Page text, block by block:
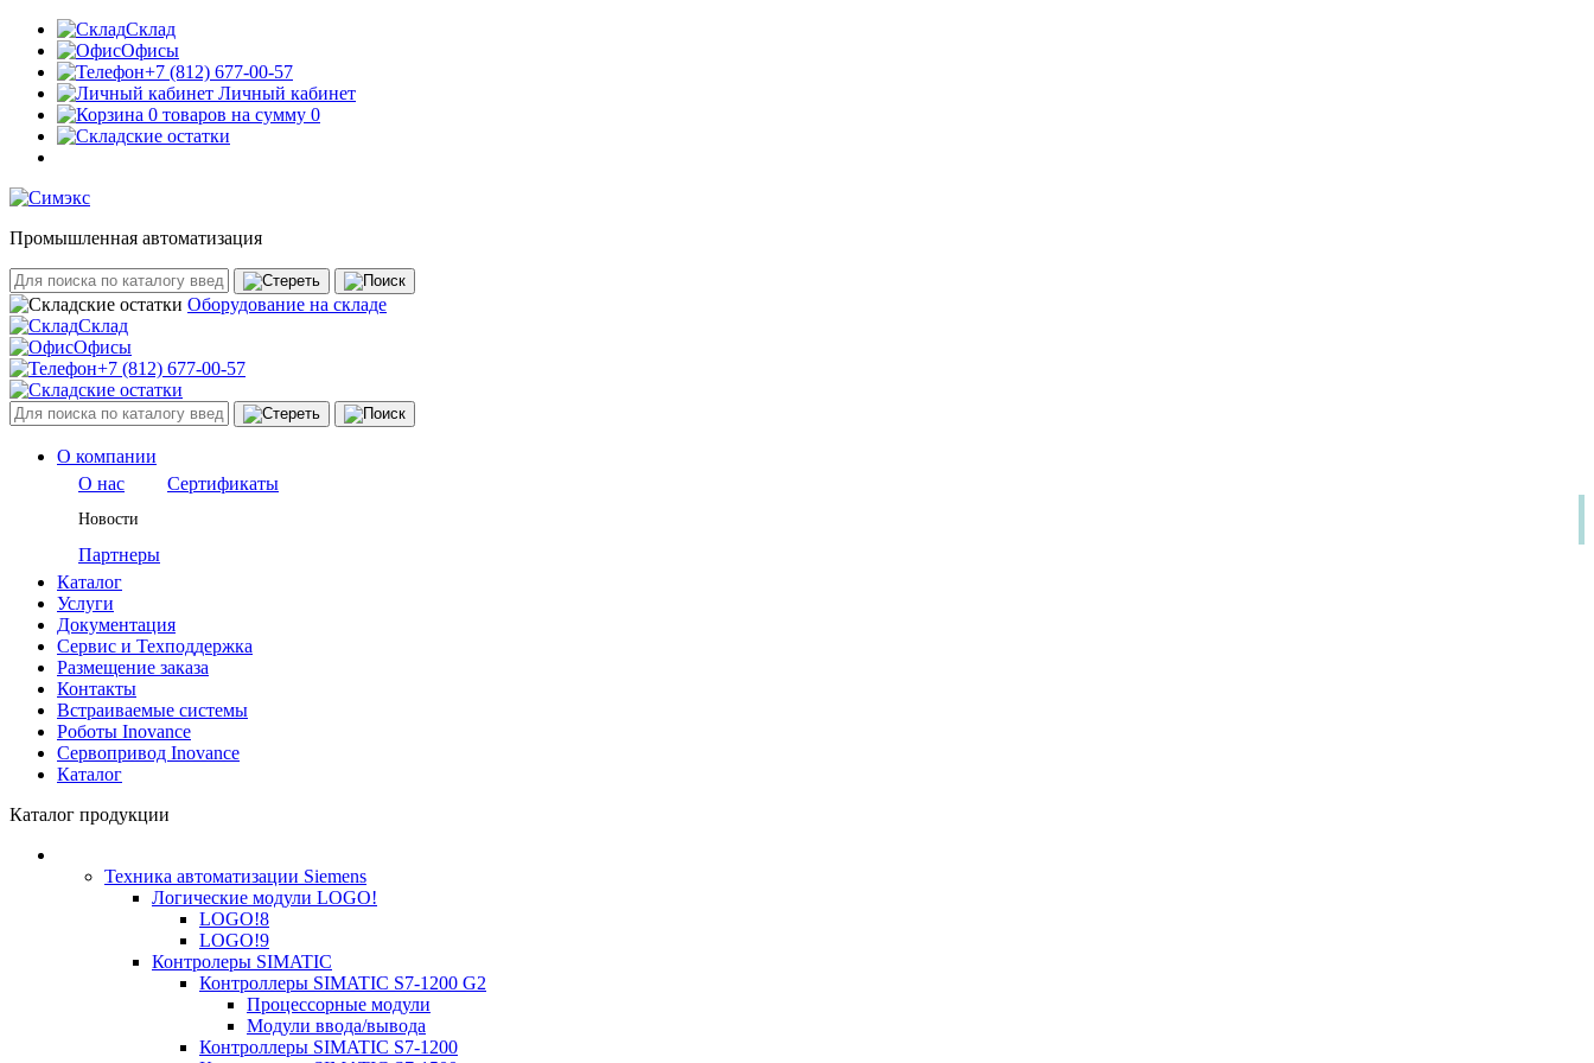
Склад
Офисы
+7 (812) 677-00-57
Личный кабинет
0 товаров на сумму 0
Промышленная автоматизация
Оборудование на складе
Склад
Офисы
+7 (812) 677-00-57
О компании
О нас
Сертификаты
Новости
Партнеры
Каталог
Услуги
Документация
Сервис и Техподдержка
Размещение заказа
Контакты
Встраиваемые системы
Роботы Inovance
Сервопривод Inovance
Каталог
Каталог продукции
Техника автоматизации Siemens
Логические модули LOGO!
LOGO!8
LOGO!9
Контролеры SIMATIC
Контроллеры SIMATIC S7-1200 G2
Процессорные модули
Модули ввода/вывода
Контроллеры SIMATIC S7-1200